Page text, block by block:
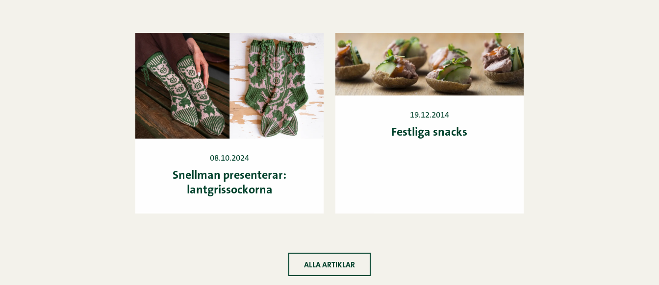
08.10.2024
Snellman presenterar:
lantgrissockorna
19.12.2014
Festliga snacks
ALLA ARTIKLAR